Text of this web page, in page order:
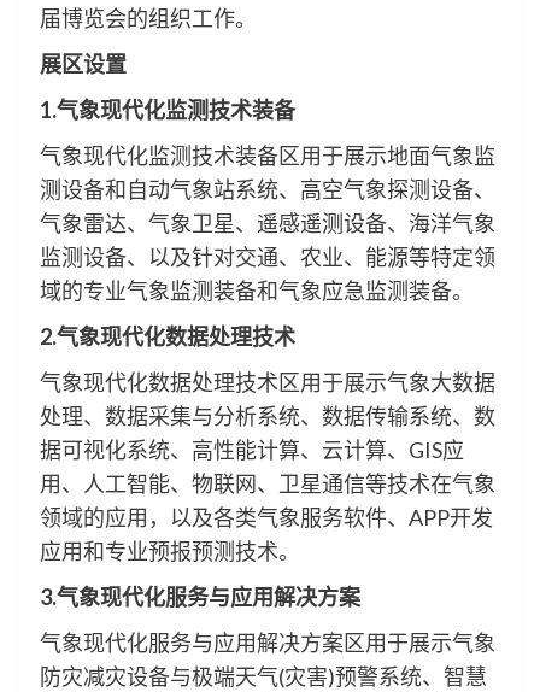
届博览会的组织工作。
展区设置
1.气象现代化监测技术装备
气象现代化监测技术装备区用于展示地面气象监
测设备和自动气象站系统、高空气象探测设备、
气象雷达、气象卫星、遥感遥测设备、海洋气象
监测设备、以及针对交通、农业、能源等特定领
域的专业气象监测装备和气象应急监测装备。
2.气象现代化数据处理技术
气象现代化数据处理技术区用于展示气象大数据
处理、数据采集与分析系统、数据传输系统、数
据可视化系统、高性能计算、云计算、GIS应
用、人工智能、物联网、卫星通信等技术在气象
领域的应用，以及各类气象服务软件、APP开发
应用和专业预报预测技术。
3.气象现代化服务与应用解决方案
气象现代化服务与应用解决方案区用于展示气象
防灾减灾设备与极端天气(灾害)预警系统、智慧